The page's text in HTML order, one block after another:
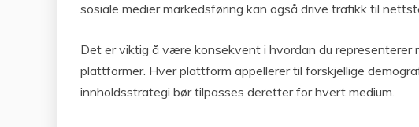
sosiale medier markedsføring kan også drive trafikk til
Det er viktig å være konsekvent i hvordan du representerer
plattformer. Hver plattform appellerer til forskjellige
innholdsstrategi bør tilpasses deretter for hvert medium.